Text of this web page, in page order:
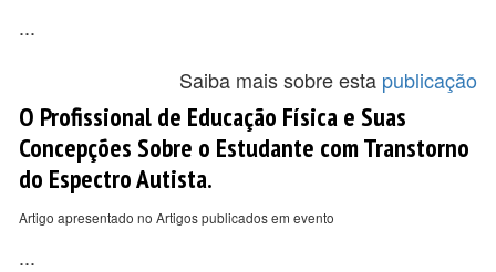
...
Saiba mais sobre esta publicação
O Profissional de Educação Física e Suas
Concepções Sobre o Estudante com Transtorno
do Espectro Autista.
Artigo apresentado no Artigos publicados em evento
...